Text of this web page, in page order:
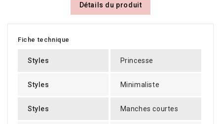
Détails du produit
Fiche technique
Styles Princesse
Styles Minimaliste
Styles Manches courtes